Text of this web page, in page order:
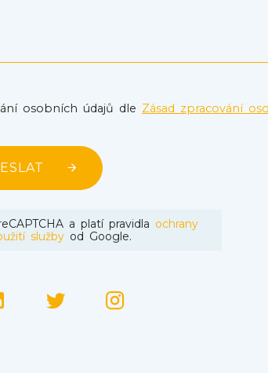
osobních údajů dle Zásad zpracování
a platí pravidla ochrany
službyod Google.